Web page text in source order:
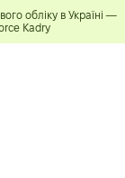
обліку в Україні —
Kadry